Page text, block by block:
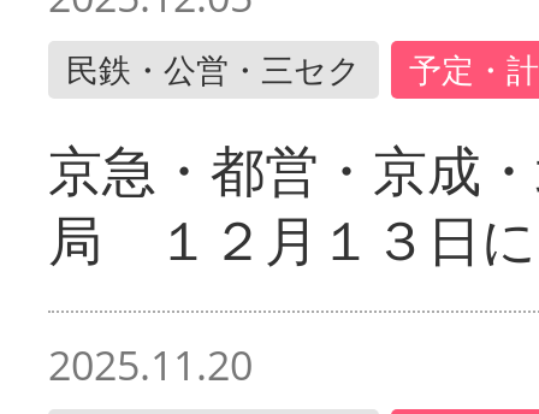
民鉄・公営・三セク 予定・
京急・都営・京成
局 １２月１３日
2025.11.20